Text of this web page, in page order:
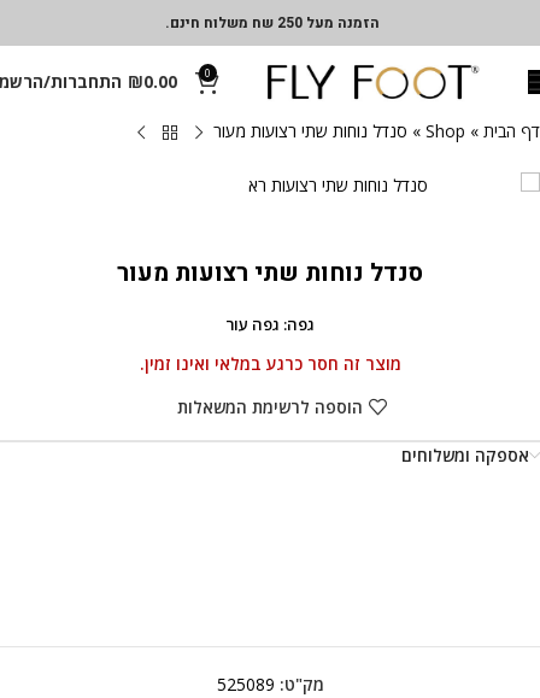
הזמנה מעל 250 שח משלוח חינם.
0
₪0.00 התחברות/
דף הבית »
Shop
» סנדל נוחות שתי רצועות מעור
סנדל נוחות שתי רצועות מעור
גפה: גפה עור
מוצר זה חסר כרגע במלאי ואינו זמין.
הוספה לרשימת המשאלות
אספקה ומשלוחים
מק"ט: 525089